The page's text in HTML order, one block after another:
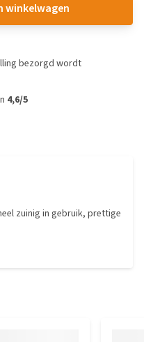
winkelwagen
bezorgd wordt
4,6/5
zuinig in gebruik, prettige